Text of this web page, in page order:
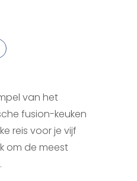
van het
fusion-keuken
reis voor je vijf
om de meest